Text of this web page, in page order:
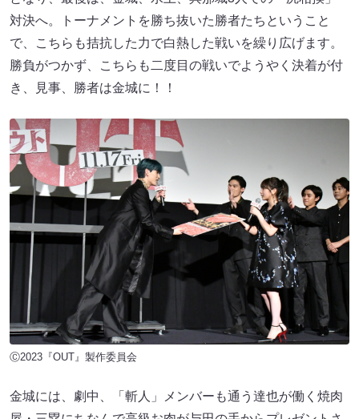
対決へ。トーナメントを勝ち抜いた勝者たちということ
で、こちらも拮抗した力で白熱した戦いを繰り広げます。
勝負がつかず、こちらも二度目の戦いでようやく決着が付
き、見事、勝者は金城に！！
Ⓒ2023『OUT』製作委員会
金城には、劇中、「斬人」メンバーも通う達也が働く焼肉